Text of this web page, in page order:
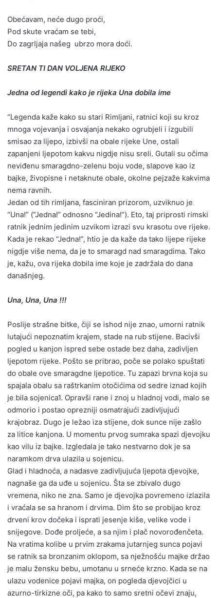
Obećavam, neće dugo proći,
Pod skute vraćam se tebi,
Do zagrljaja našeg ubrzo mora doći.
SRETAN TI DAN VOLJENA RIJEKO
Jedna od legendi kako je rijeka Una dobila ime
“Legenda kaže kako su stari Rimljani, ratnici koji su kroz
mnoga vojevanja i osvajanja nekako ogrubjeli i izgubili
smisao za lijepo, izbivši na obale rijeke Une, ostali
zapanjeni ljepotom kakvu nigdje nisu sreli. Gutali su očima
neviđenu smaragdno-zelenu boju vode, slapove kao iz
bajke, živopisne i netaknute obale, okolne pejzaže kakvima
nema ravnih.
Jedan od tih rimljana, fasciniran prizorom, uzviknuo je
“Una!” (“Jedna!” odnosno “Jedina!”). Eto, taj priprosti rimski
ratnik jednim jedinim uzvikom izrazi svu krasotu ove rijeke.
Kada je rekao “Jedna!”, htio je da kaže da tako lijepe rijeke
nigdje više nema, da je to smaragd nad smaragdima. Tako
je, kažu, ova rijeka dobila ime koje je zadržala do dana
današnjeg.
Una, Una, Una !!!
Poslije strašne bitke, čiji se ishod nije znao, umorni ratnik
lutajući nepoznatim krajem, stade na rub stijene. Bacivši
pogled u kanjon ispred sebe ostade bez daha, zadivljen
ljepotom rijeke. Pošto se pribrao, poče se polako spuštati
do obale ove smaragdne ljepotice. Tu zapazi brvna koja su
spajala obalu sa raštrkanim otočićima od sedre iznad kojih
je bila sojenica1. Opravši rane i znoj u hladnoj vodi, malo se
odmorio i postao oprezniji osmatrajući zadivljujući
krajobraz. Dugo je ležao iza stijene, dok sunce nije zašlo
za litice kanjona. U momentu prvog sumraka spazi djevojku
kao vilu iz bajke. Izgledala je tako nestvarno dok je sa
naramkom drva ulazila u sojenicu.
Glad i hladnoća, a nadasve zadivljujuća ljepota djevojke,
nagnaše ga da uđe u sojenicu. Šta se zbivalo dugo
vremena, niko ne zna. Samo je djevojka povremeno izlazila
i vraćala se sa hranom i drvima. Dim što se probijao kroz
drveni krov dočeka i isprati jesenje kiše, velike vode i
snijegove. Dođe proljeće, a sa njim i plač novorođenčeta.
Na vratima kolibe u prvim zrakama jutarnjeg sunca pojavi
se ratnik sa bronzanim oklopom, sa nježnošću majke držao
je malu žensku bebu, umotanu u srneće krzno. Kada se na
ulazu vodenice pojavi majka, on pogleda djevojčici u
azurno-tirkizne oči, pa kako to samo sretni očevi znaju,